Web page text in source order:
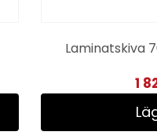
Laminatskiva
1